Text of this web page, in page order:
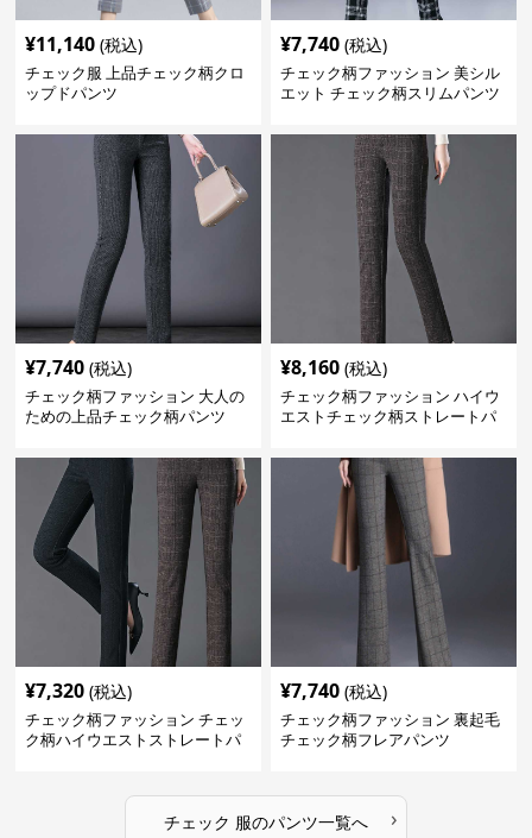
¥11,140 (税込)
チェック服 上品チェック柄クロ
ップドパンツ
¥7,740 (税込)
チェック柄ファッション 美シル
エット チェック柄スリムパンツ
¥7,740 (税込)
チェック柄ファッション 大人の
ための上品チェック柄パンツ
¥8,160 (税込)
チェック柄ファッション ハイウ
エストチェック柄ストレートパ
¥7,320 (税込)
チェック柄ファッション チェッ
ク柄ハイウエストストレートパ
¥7,740 (税込)
チェック柄ファッション 裏起毛
チェック柄フレアパンツ
チェック 服のパンツ一覧へ ›